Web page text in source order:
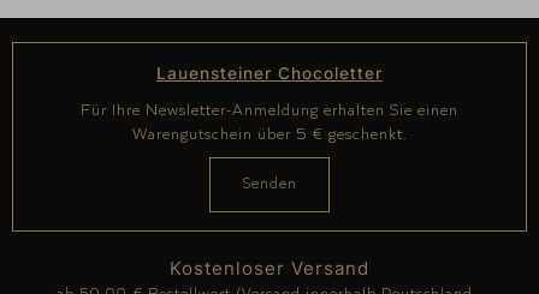
Kostenloser Versand
Lauensteiner Chocoletter
Für Ihre Newsletter-Anmeldung erhalten Sie einen
Warengutschein über 5 € geschenkt.